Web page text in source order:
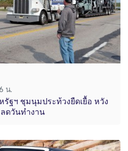
น.
ฐฯ ชุมนุมประท้วงยืดเยื้อ หวัง
ดวันทำงาน